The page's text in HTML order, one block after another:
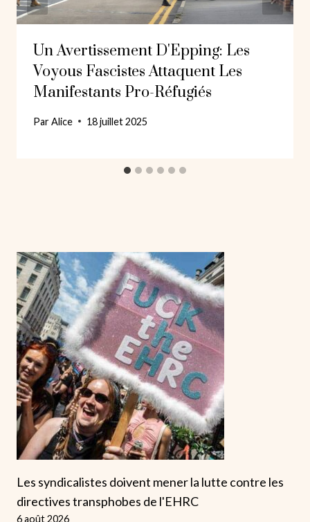
Un Avertissement D'Epping: Les
Voyous Fascistes Attaquent Les
Manifestants Pro-Réfugiés
ParAlice 18 juillet 2025
Les syndicalistes doivent mener la lutte contre les
directives transphobes de l'EHRC
6 août 2026